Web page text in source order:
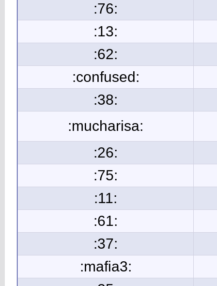
:76:
:13:
:62:
:confused:
:38:
:mucharisa:
:26:
:75:
:11:
:61:
:37:
:mafia3: